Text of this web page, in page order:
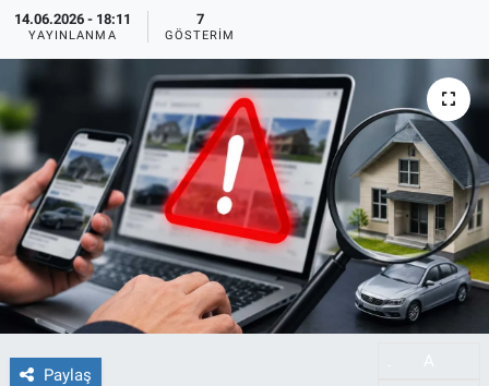
14.06.2026 - 18:11
YAYINLANMA
7
GÖSTERIM
Paylaş
Künye
Son Dakika Haberleri
Haber Arşivi